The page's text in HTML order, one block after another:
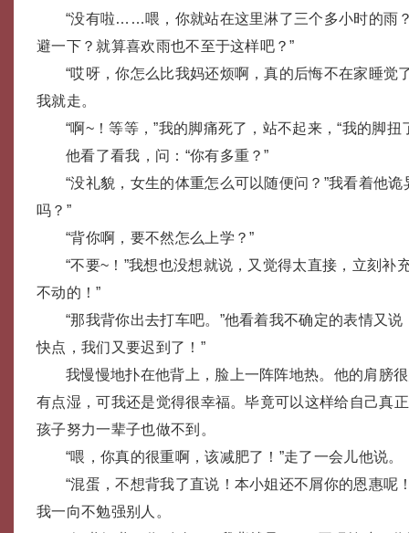
“没有啦……喂，你就站在这里淋了三个多小时的雨
避一下？就算喜欢雨也不至于这样吧？”
“哎呀，你怎么比我妈还烦啊，真的后悔不在家睡觉
我就走。
“啊~！等等，”我的脚痛死了，站不起来，“我的脚扭
他看了看我，问：“你有多重？”
“没礼貌，女生的体重怎么可以随便问？”我看着他诡
吗？”
“背你啊，要不然怎么上学？”
“不要~！”我想也没想就说，又觉得太直接，立刻补
不动的！”
“那我背你出去打车吧。”他看着我不确定的表情又说
快点，我们又要迟到了！”
我慢慢地扑在他背上，脸上一阵阵地热。他的肩膀
有点湿，可我还是觉得很幸福。毕竟可以这样给自己真
孩子努力一辈子也做不到。
“喂，你真的很重啊，该减肥了！”走了一会儿他说。
“混蛋，不想背我了直说！本小姐还不屑你的恩惠
我一向不勉强别人。